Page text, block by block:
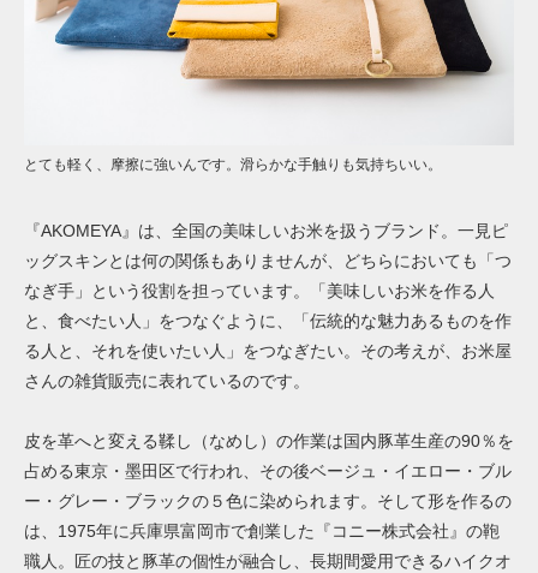
とても軽く、摩擦に強いんです。滑らかな手触りも気持ちいい。
『AKOMEYA』は、全国の美味しいお米を扱うブランド。一見ピ
ッグスキンとは何の関係もありませんが、どちらにおいても「つ
なぎ手」という役割を担っています。「美味しいお米を作る人
と、食べたい人」をつなぐように、「伝統的な魅力あるものを作
る人と、それを使いたい人」をつなぎたい。その考えが、お米屋
さんの雑貨販売に表れているのです。
皮を革へと変える鞣し（なめし）の作業は国内豚革生産の90％を
占める東京・墨田区で行われ、その後ベージュ・イエロー・ブル
ー・グレー・ブラックの５色に染められます。 そして形を作るの
は、1975年に兵庫県富岡市で創業した『コニー株式会社』の鞄
職人。匠の技と豚革の個性が融合し、長期間愛用できるハイクオ